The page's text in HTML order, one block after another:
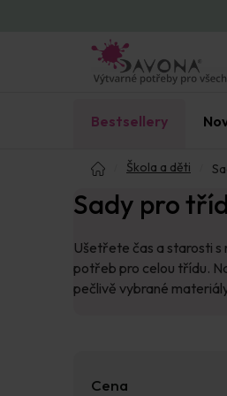
Bestsellery
Škola a děti
Sady pro
Ušetřete čas a starosti
potřeb pro celou třídu.
pečlivě vybrané
Cena